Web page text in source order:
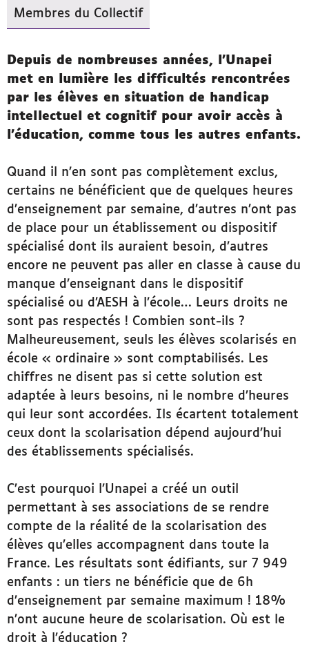
Membres du Collectif
- Actif
Depuis de nombreuses années, l’Unapei
met en lumière les difficultés rencontrées
par les élèves en situation de handicap
intellectuel et cognitif pour avoir accès à
l’éducation, comme tous les autres enfants.
Quand il n’en sont pas complètement exclus,
certains ne bénéficient que de quelques heures
d’enseignement par semaine, d’autres n’ont pas
de place pour un établissement ou dispositif
spécialisé dont ils auraient besoin, d’autres
encore ne peuvent pas aller en classe à cause du
manque d’enseignant dans le dispositif
spécialisé ou d’AESH à l’école… Leurs droits ne
sont pas respectés ! Combien sont-ils ?
Malheureusement, seuls les élèves scolarisés en
école « ordinaire » sont comptabilisés. Les
chiffres ne disent pas si cette solution est
adaptée à leurs besoins, ni le nombre d’heures
qui leur sont accordées. Ils écartent totalement
ceux dont la scolarisation dépend aujourd’hui
des établissements spécialisés.
C’est pourquoi l’Unapei a créé un outil
permettant à ses associations de se rendre
compte de la réalité de la scolarisation des
élèves qu’elles accompagnent dans toute la
France. Les résultats sont édifiants, sur 7 949
enfants : un tiers ne bénéficie que de 6h
d’enseignement par semaine maximum ! 18%
n’ont aucune heure de scolarisation. Où est le
droit à l’éducation ?